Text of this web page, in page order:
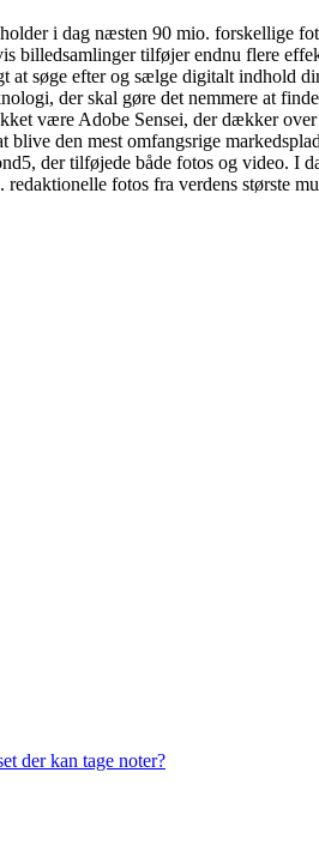
i dag næsten 90 mio. forskellige
billedsamlinger tilføjer endnu flere
søge efter og sælge digitalt indhold
der skal gøre det nemmere at
være Adobe Sensei, der dækker
den mest omfangsrige
der tilføjede både fotos og video. I
fotos fra verdens største
der kan tage noter?